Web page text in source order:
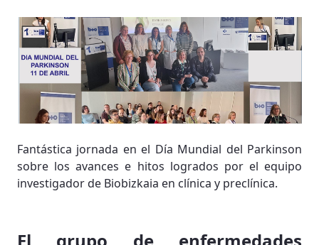
Fantástica jornada en el Día Mundial del Parkinson
sobre los avances e hitos logrados por el equipo
investigador de Biobizkaia en clínica y preclínica.